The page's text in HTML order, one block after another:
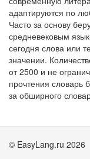
адаптируются по
Часто за основу
средневековым
сегодня слова или
значении.
от 2500 и не
прочтения словарь
за обширного
© EasyLang.ru 2026